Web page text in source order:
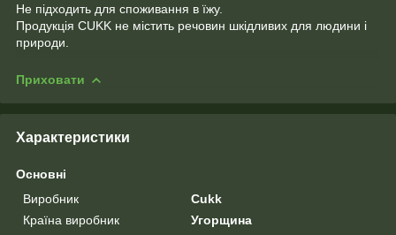
Не підходить для споживання в їжу.
Продукція CUKK не містить речовин шкідливих для людини і
природи.
Приховати
Характеристики
Основні
Виробник
Cukk
Країна виробник
Угорщина